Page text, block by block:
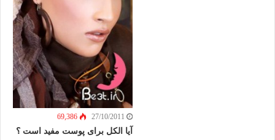
27/10/2011
69,386
آیا الکل برای پوست مفید است ؟